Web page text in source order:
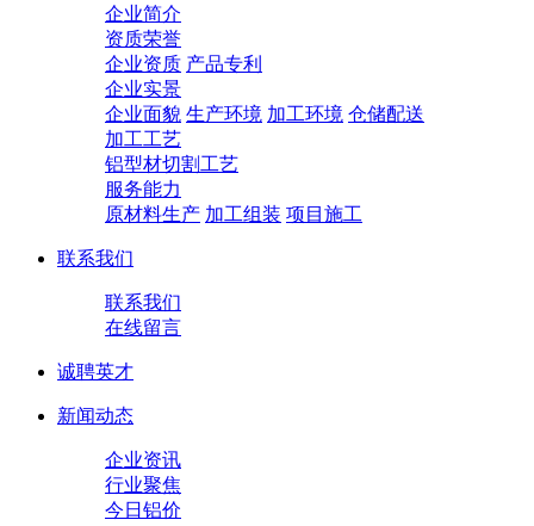
企业简介
资质荣誉
企业资质 产品专利
企业实景
企业面貌 生产环境 加工环境 仓储配送
加工工艺
铝型材切割工艺
服务能力
原材料生产 加工组装 项目施工
联系我们
联系我们
在线留言
诚聘英才
新闻动态
企业资讯
行业聚焦
今日铝价